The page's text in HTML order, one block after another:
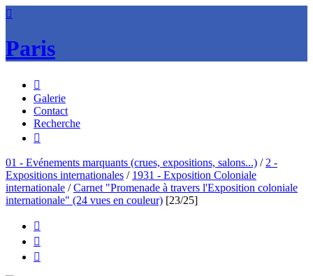

Paris

Galerie
Contact
Recherche

01 - Evénements marquants (crues, expositions, salons...) / 2 -
Expositions internationales / 1931 - Exposition Coloniale
internationale / Carnet "Promenade à travers l'Exposition coloniale
internationale" (24 vues en couleur) [23/25]


